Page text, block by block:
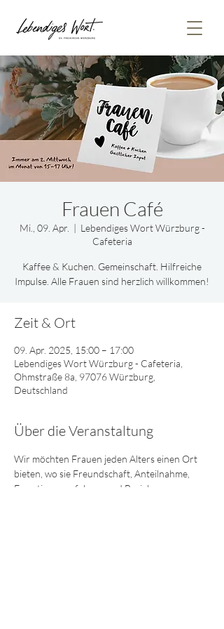
Frauen Café
Mi., 09. Apr.
  |
Lebendiges Wort Würzburg -
Cafeteria
Kaffee & Kuchen. Gemeinschaft. Hilfreiche
Impulse. Alle Frauen sind herzlich willkommen!
Zeit & Ort
09. Apr. 2025, 15:00 – 17:00
Lebendiges Wort Würzburg - Cafeteria,
Ohmstraße 8a, 97076 Würzburg,
Deutschland
Über die Veranstaltung
Wir möchten Frauen jeden Alters einen Ort
bieten, wo sie Freundschaft, Anteilnahme,
Ermutigung erfahren und Beziehungen